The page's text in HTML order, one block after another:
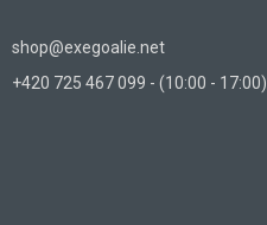
shop@exegoalie.net
+420 725 467 099 - (10:00 - 17:00)